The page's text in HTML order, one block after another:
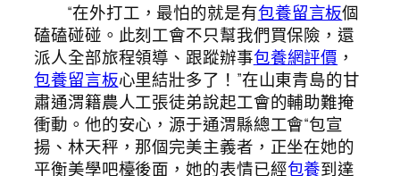
“在外打工，最怕的就是有包養留言板個
磕磕碰碰。此刻工會不只幫我們買保險，還
派人全部旅程領導、跟蹤辦事包養網評價 ，
包養留言板心里結壯多了！”在山東青島的甘
肅通渭籍農人工張徒弟說起工會的輔助難掩
衝動。他的安心，源于通渭縣總工會“包宣
揚、林天秤，那個完美主義者，正坐在她的
平衡美學吧檯後面，她的表情已經包養到達